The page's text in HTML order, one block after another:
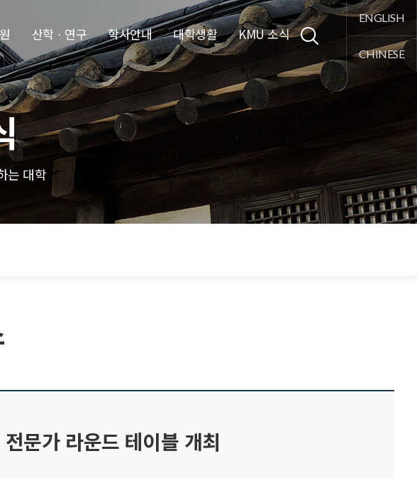
산학ㆍ연구 학사안내 대학생활 KMU 소식
통합검색
ENGLISH
CHINESE
는 대학
문가 라운드 테이블 개최